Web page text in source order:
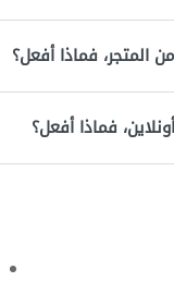
المتجر، فماذا أفعل؟
فماذا أفعل؟